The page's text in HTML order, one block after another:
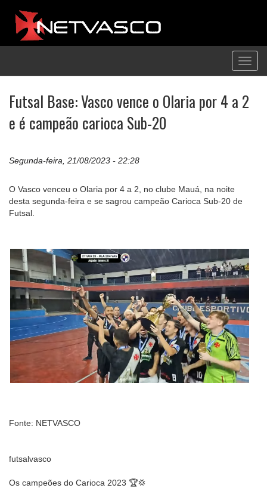
Futsal Base: Vasco vence o Olaria por 4 a 2
e é campeão carioca Sub-20
Segunda-feira, 21/08/2023 - 22:28
O Vasco venceu o Olaria por 4 a 2, no clube Mauá, na noite
desta segunda-feira e se sagrou campeão Carioca Sub-20 de
Futsal.
Fonte: NETVASCO
futsalvasco
Os campeões do Carioca 2023 🏆💢